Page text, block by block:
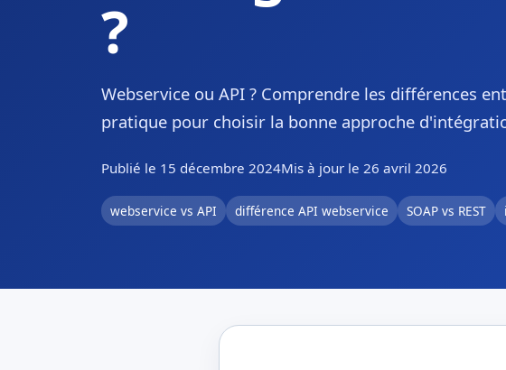
?
Webservice ou API ? Comprendre les différences
pratique pour choisir la bonne approche
Publié le 15 décembre 2024Mis à jour le 26 avril 2026
webservice vs API différence API webservice SOAP vs REST